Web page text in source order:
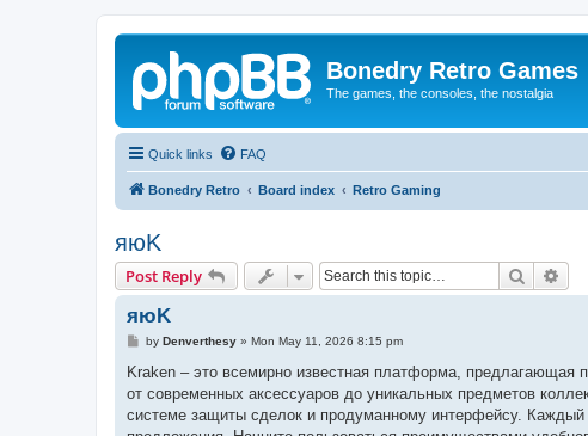
Bonedry Retro Games
The games, the consoles, the nostalgia
Quick links FAQ
Bonedry Retro Board index Retro Gaming
яюK
Post Reply Search
яюK
P
s
by Denverthesy» Mon May 11, 2026 8:15 pm
Kraken – это всемирно известная платформа, предлагающая
от современных аксессуаров до уникальных предметов
системе защиты сделок и продуманному интерфейсу. Каждый